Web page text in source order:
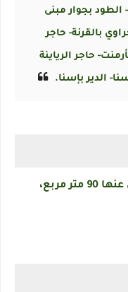
بجوار مبنى
بالقرنة- حاجر
حاجر الرياينة
الدير بإسنا.
تبلغ مساحة الوحدات التي تم الإعلان عنها 90 متر مربع،